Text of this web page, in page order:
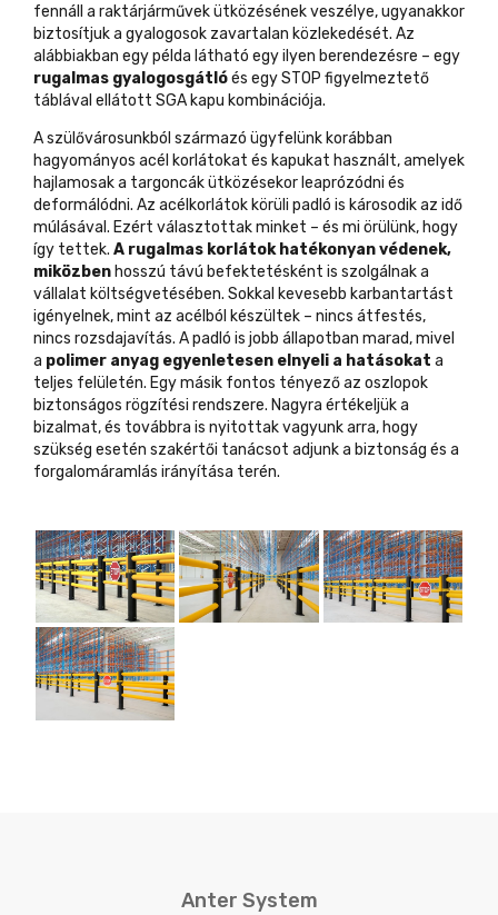
fennáll a raktárjárművek ütközésének veszélye, ugyanakkor
biztosítjuk a gyalogosok zavartalan közlekedését. Az
alábbiakban egy példa látható egy ilyen berendezésre – egy
rugalmas gyalogosgátlóés egy STOP figyelmeztető
táblával ellátott SGA kapu kombinációja.
A szülővárosunkból származó ügyfelünk korábban
hagyományos acél korlátokat és kapukat használt, amelyek
hajlamosak a targoncák ütközésekor leaprózódni és
deformálódni. Az acélkorlátok körüli padló is károsodik az idő
múlásával. Ezért választottak minket – és mi örülünk, hogy
így tettek. A rugalmas korlátok hatékonyan védenek,
miközben hosszú távú befektetésként is szolgálnak a
vállalat költségvetésében. Sokkal kevesebb karbantartást
igényelnek, mint az acélból készültek – nincs átfestés,
nincs rozsdajavítás. A padló is jobb állapotban marad, mivel
a polimer anyag egyenletesen elnyeli a hatásokat a
teljes felületén. Egy másik fontos tényező az oszlopok
biztonságos rögzítési rendszere. Nagyra értékeljük a
bizalmat, és továbbra is nyitottak vagyunk arra, hogy
szükség esetén szakértői tanácsot adjunk a biztonság és a
forgalomáramlás irányítása terén.
Anter System